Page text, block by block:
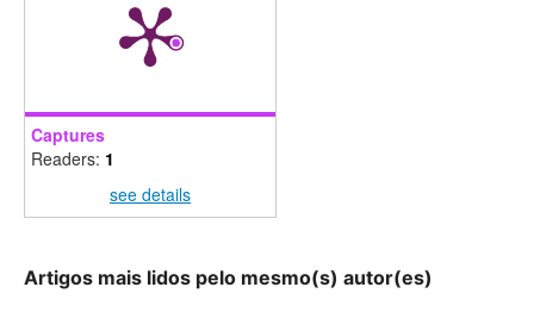
Captures
Readers: 1
see details
Artigos mais lidos pelo mesmo(s) autor(es)